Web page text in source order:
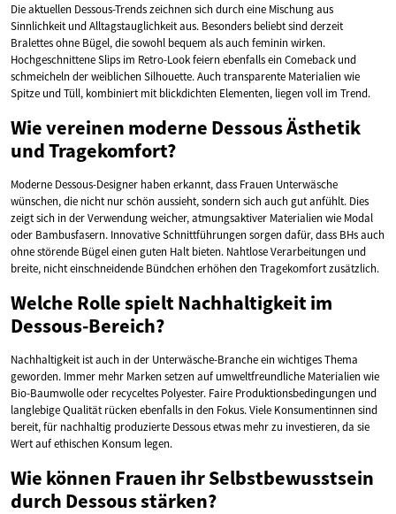
Die aktuellen Dessous-Trends zeichnen sich durch eine Mischung aus
Sinnlichkeit und Alltagstauglichkeit aus. Besonders beliebt sind derzeit
Bralettes ohne Bügel, die sowohl bequem als auch feminin wirken.
Hochgeschnittene Slips im Retro-Look feiern ebenfalls ein Comeback und
schmeicheln der weiblichen Silhouette. Auch transparente Materialien wie
Spitze und Tüll, kombiniert mit blickdichten Elementen, liegen voll im Trend.
Wie vereinen moderne Dessous Ästhetik
und Tragekomfort?
Moderne Dessous-Designer haben erkannt, dass Frauen Unterwäsche
wünschen, die nicht nur schön aussieht, sondern sich auch gut anfühlt. Dies
zeigt sich in der Verwendung weicher, atmungsaktiver Materialien wie Modal
oder Bambusfasern. Innovative Schnittführungen sorgen dafür, dass BHs auch
ohne störende Bügel einen guten Halt bieten. Nahtlose Verarbeitungen und
breite, nicht einschneidende Bündchen erhöhen den Tragekomfort zusätzlich.
Welche Rolle spielt Nachhaltigkeit im
Dessous-Bereich?
Nachhaltigkeit ist auch in der Unterwäsche-Branche ein wichtiges Thema
geworden. Immer mehr Marken setzen auf umweltfreundliche Materialien wie
Bio-Baumwolle oder recyceltes Polyester. Faire Produktionsbedingungen und
langlebige Qualität rücken ebenfalls in den Fokus. Viele Konsumentinnen sind
bereit, für nachhaltig produzierte Dessous etwas mehr zu investieren, da sie
Wert auf ethischen Konsum legen.
Wie können Frauen ihr Selbstbewusstsein
durch Dessous stärken?